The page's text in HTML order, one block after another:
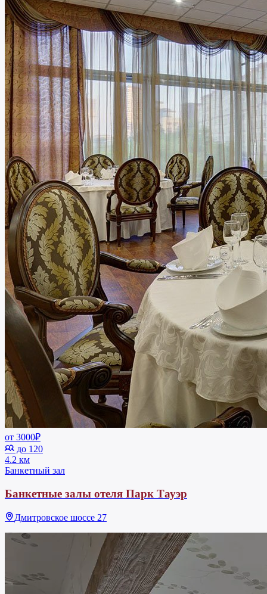
от 3000₽
до 120
4.2 км
Банкетный зал
Банкетные залы отеля Парк Тауэр
Дмитровское шоссе 27